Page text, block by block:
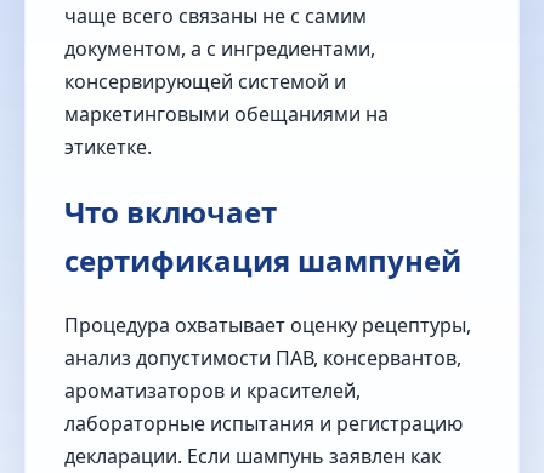
чаще всего связаны не с самим
документом, а с ингредиентами,
консервирующей системой и
маркетинговыми обещаниями на
этикетке.
Что включает
сертификация шампуней
Процедура охватывает оценку рецептуры,
анализ допустимости ПАВ, консервантов,
ароматизаторов и красителей,
лабораторные испытания и регистрацию
декларации. Если шампунь заявлен как